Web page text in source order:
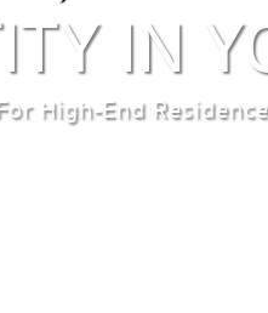
IN
High-End